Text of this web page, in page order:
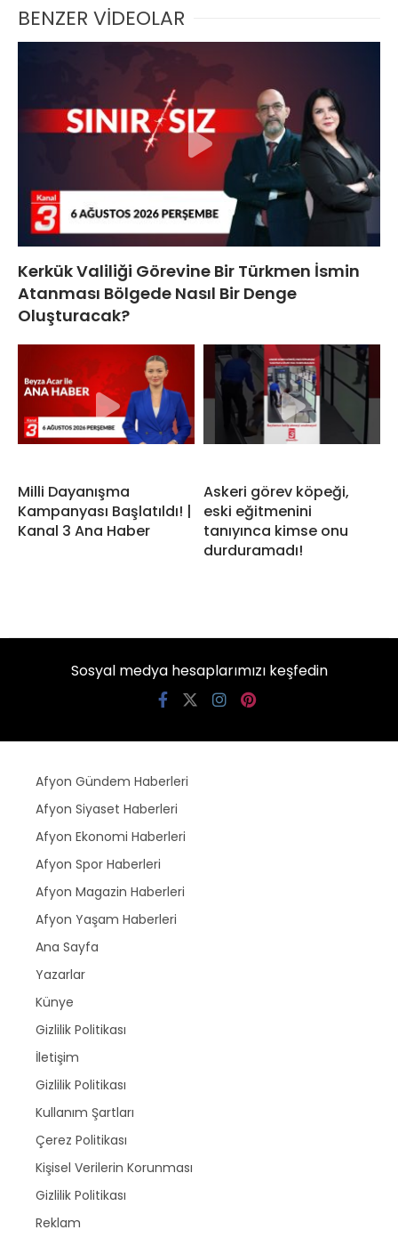
BENZER VİDEOLAR
Kerkük Valiliği Görevine Bir Türkmen İsmin
Atanması Bölgede Nasıl Bir Denge
Oluşturacak?
Milli Dayanışma
Kampanyası Başlatıldı! |
Kanal 3 Ana Haber
Askeri görev köpeği,
eski eğitmenini
tanıyınca kimse onu
durduramadı!
Sosyal medya hesaplarımızı keşfedin
Afyon Gündem Haberleri
Afyon Siyaset Haberleri
Afyon Ekonomi Haberleri
Afyon Spor Haberleri
Afyon Magazin Haberleri
Afyon Yaşam Haberleri
Ana Sayfa
Yazarlar
Künye
Gizlilik Politikası
İletişim
Gizlilik Politikası
Kullanım Şartları
Çerez Politikası
Kişisel Verilerin Korunması
Gizlilik Politikası
Reklam